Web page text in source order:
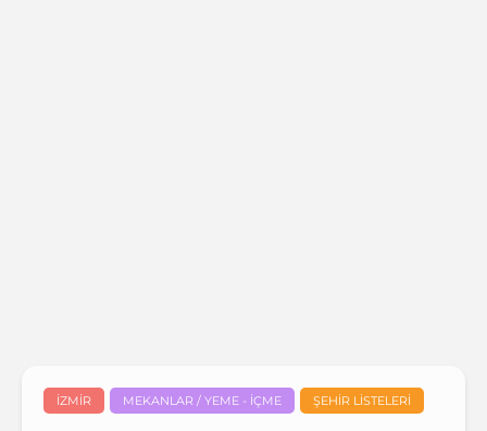
İZMIR MEKANLAR / YEME - İÇME ŞEHIR LISTELERI